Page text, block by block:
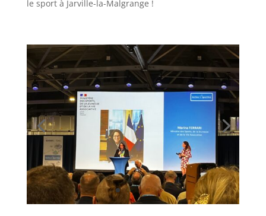
le sport à Jarville-la-Malgrange !